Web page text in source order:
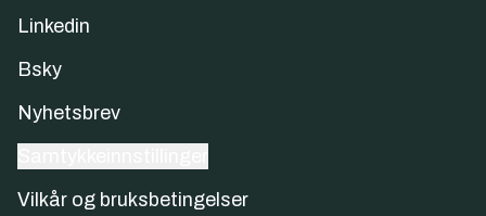
Linkedin
Bsky
Nyhetsbrev
Vilkår og bruksbetingelser